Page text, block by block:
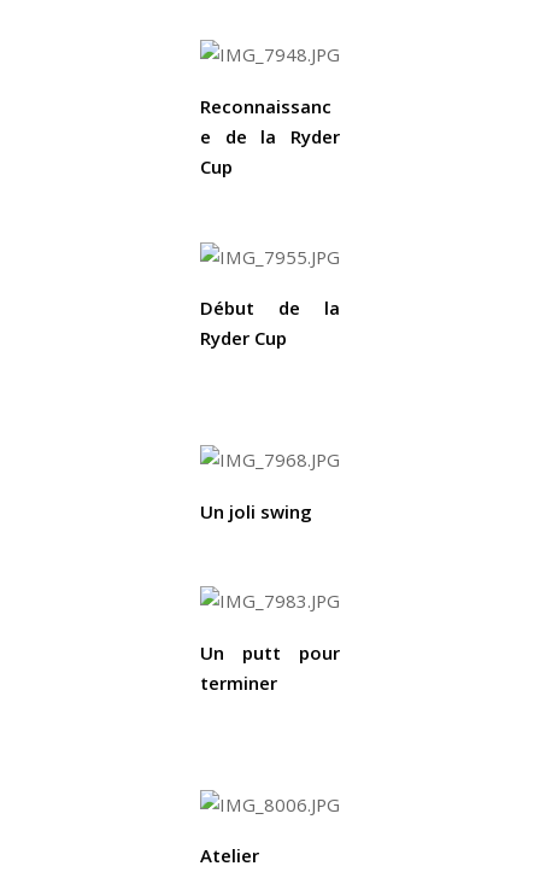
Reconnaissanc
e de la Ryder
Cup
Début de la
Ryder Cup
Un joli swing
Un putt pour
terminer
Atelier